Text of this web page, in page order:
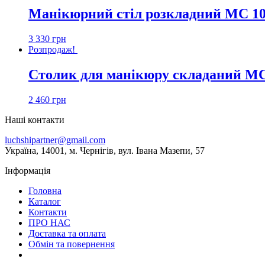
Манікюрний стіл розкладний МС
3 330 грн
Розпродаж!
Столик для манікюру складаний
2 460 грн
Наші контакти
luchshipartner@gmail.com
Українa, 14001, м. Чернігів, вул. Івана Мазепи, 57
Інформація
Головна
Каталог
Контакти
ПРО НАС
Доставка та оплата
Обмін та повернення